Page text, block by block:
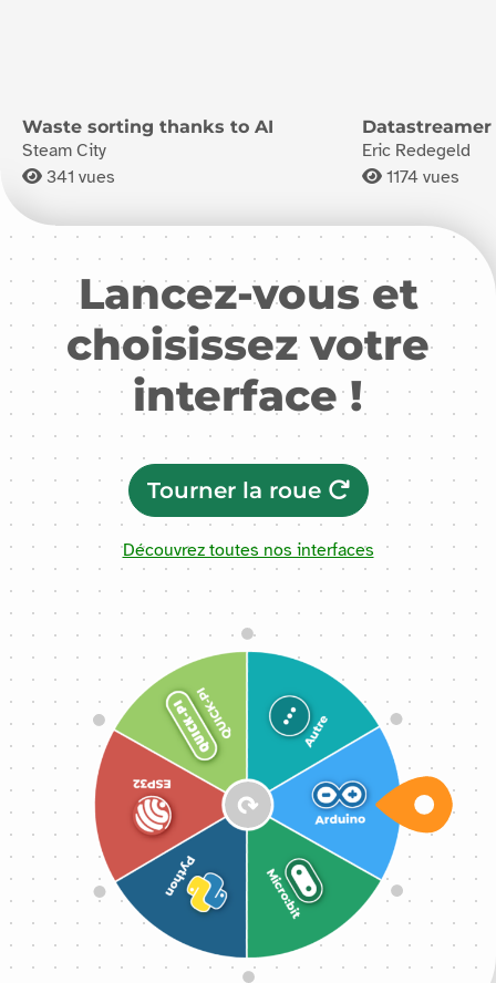
Waste sorting thanks to AI
Steam City
341 vues
Datastreamer
Eric Redegeld
1174 vues
Lancez-vous et choisissez
Lancez-vous et
choisissez votre
interface !
Tourner la roue
Découvrez toutes nos interfaces